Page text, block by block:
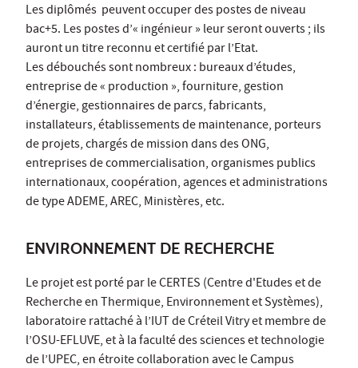
Les diplômés peuvent occuper des postes de niveau
bac+5. Les postes d’« ingénieur » leur seront ouverts ; ils
auront un titre reconnu et certifié par l’Etat.
Les débouchés sont nombreux : bureaux d’études,
entreprise de « production », fourniture, gestion
d’énergie, gestionnaires de parcs, fabricants,
installateurs, établissements de maintenance, porteurs
de projets, chargés de mission dans des ONG,
entreprises de commercialisation, organismes publics
internationaux, coopération, agences et administrations
de type ADEME, AREC, Ministères, etc.
ENVIRONNEMENT DE RECHERCHE
Le projet est porté par le CERTES (Centre d'Etudes et de
Recherche en Thermique, Environnement et Systèmes),
laboratoire rattaché à l’IUT de Créteil Vitry et membre de
l’OSU-EFLUVE, et à la faculté des sciences et technologie
de l’UPEC, en étroite collaboration avec le Campus